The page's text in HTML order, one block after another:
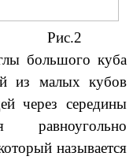
большого куба
из малых кубов
через середины
называется